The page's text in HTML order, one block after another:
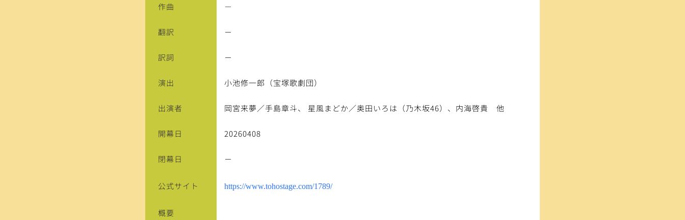
作曲 －
翻訳 －
訳詞 －
演出 小池修一郎（宝塚歌劇団）
出演者 岡宮来夢／手島章斗、 星風まどか／奥田いろは（乃木坂46）、内海啓貴　他
開幕日 20260408
閉幕日 －
公式サイト https://www.tohostage.com/1789/
概要